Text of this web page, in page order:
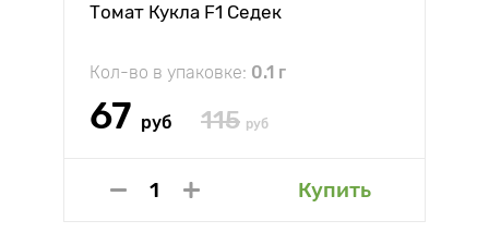
Томат Кукла F1 Седек
Кол-во в упаковке: 0.1 г
67 руб 115 руб
Купить